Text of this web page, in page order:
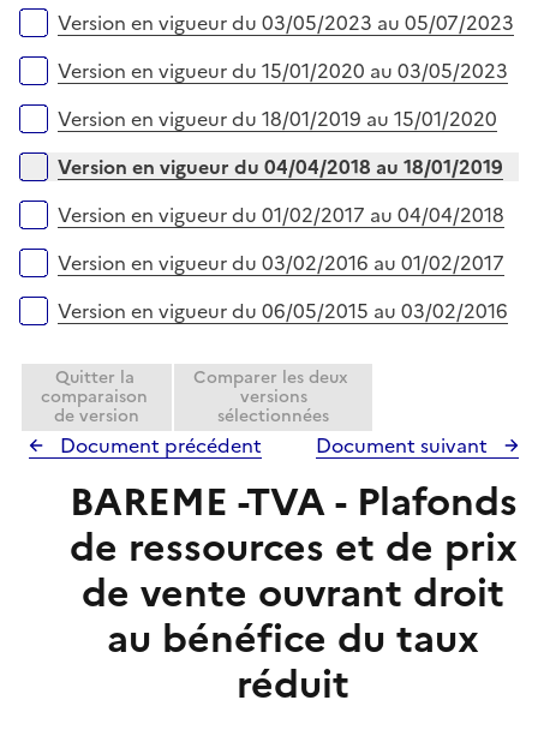
e
e
Version en vigueur du 03/05/2023 au 05/07/2023
Version en vigueur du 15/01/2020 au 03/05/2023
Version en vigueur du 18/01/2019 au 15/01/2020
Version en vigueur du 04/04/2018 au 18/01/2019
Version en vigueur du 01/02/2017 au 04/04/2018
Version en vigueur du 03/02/2016 au 01/02/2017
Version en vigueur du 06/05/2015 au 03/02/2016
Quitter la
comparaison
de version
Comparer les deux
versions
sélectionnées
Document précédent Document suivant
BAREME -TVA - Plafonds
de ressources et de prix
de vente ouvrant droit
au bénéfice du taux
réduit